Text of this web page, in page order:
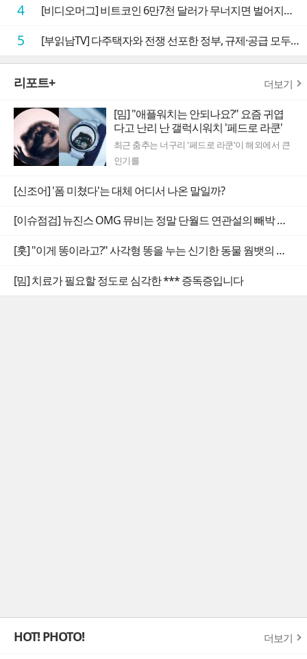
4 [비디오머그] 비트코인 6만7천 달러가 무너지면 벌어지는 일
5 [부읽남TV] 다주택자와 전쟁 선포한 정부, 규제·공급 모두 실효성 의문
리포트+ 더보기
[밈] "애플워치는 안되나요?" 요즘 귀엽
다고 난리 난 갤럭시워치 '페드로 라쿤'
최근 춤추는 너구리 '페드로 라쿤'이 해외에서 큰
인기를
[신조어] '폼 미쳤다'는 대체 어디서 나온 말일까?
[이슈점검] 뉴진스 OMG 뮤비는 정말 단월드 연관설의 빼박 증거일까
[훗] "이게 똥이라고?" 사각형 똥을 누는 신기한 동물 웜뱃의 비밀
[밈] 치료가 필요할 정도로 심각한 *** 증독증입니다
HOT! PHOTO! 더보기